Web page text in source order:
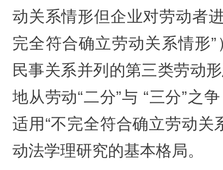
动关系情形但企业对劳动者
完全符合确立劳动关系情形
民事关系并列的第三类劳动
地从劳动“二分”与 “三分”之
适用“不完全符合确立劳动关
动法学理研究的基本格局。